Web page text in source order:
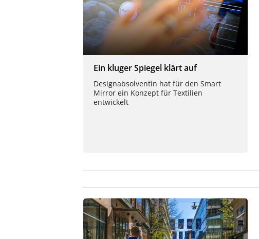
Ein kluger Spiegel klärt auf
Designabsolventin hat für den Smart
Mirror ein Konzept für Textilien
entwickelt